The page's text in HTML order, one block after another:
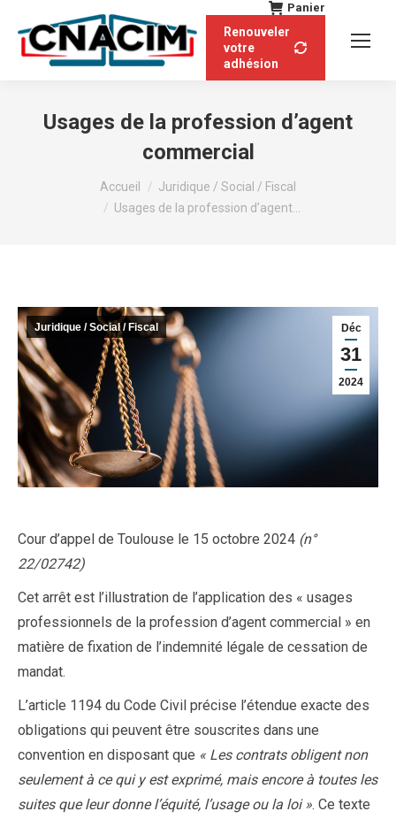
Panier
Renouveler
votre
adhésion
Usages de la profession d’agent
commercial
Vous êtes ici :Accueil
Juridique / Social / Fiscal
Usages de la profession d’agent…
Déc
31
2024
Juridique / Social / Fiscal
Cour d’appel de Toulouse le 15 octobre 2024 (n°
22/02742)
Cet arrêt est l’illustration de l’application des « usages
professionnels de la profession d’agent commercial » en
matière de fixation de l’indemnité légale de cessation de
mandat.
L’article 1194 du Code Civil précise l’étendue exacte des
obligations qui peuvent être souscrites dans une
convention en disposant que « Les contrats obligent non
seulement à ce qui y est exprimé, mais encore à toutes les
suites que leur donne l’équité, l’usage ou la loi ». Ce texte